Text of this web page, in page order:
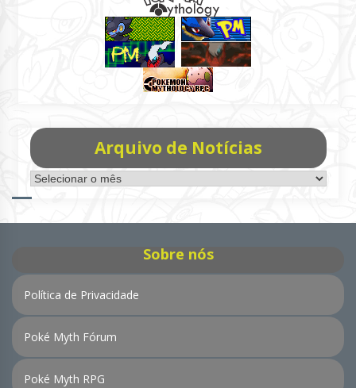
Arquivo de Notícias
Arquivo
de
Sobre nós
Política de Privacidade
Poké Myth Fórum
Poké Myth RPG